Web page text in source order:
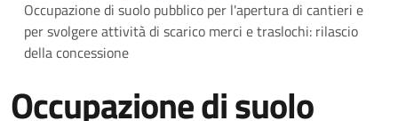
Occupazione di suolo pubblico per l'apertura di cantieri e
per svolgere attività di scarico merci e traslochi: rilascio
della concessione
Occupazione di suolo